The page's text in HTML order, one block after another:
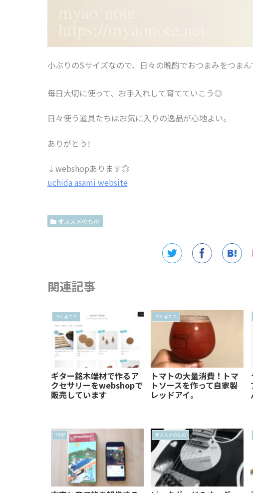
小ぶりのSサイズなので、日々の晩酌でおつまみをつま
毎日大切に使って、お手入れして育てていこう◎
日々使う道具たちはお気に入りの逸品が心地よい。
ありがとう!
↓webshopあります◎
uchida asami website
オススメのもの
関連記事
つくること
ギター銘木端材で作るア
クセサリーをwebshopで
販売しています
つくること
トマトの大量消費！トマ
トソースを作って自家製
レッドアイ。
TRIP オススメのもの